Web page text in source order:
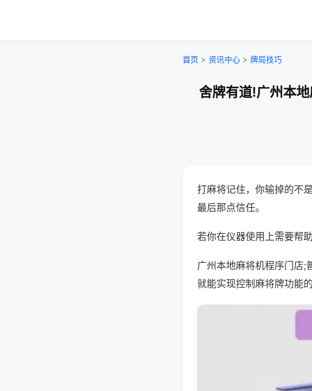
首页 > 资讯中心 > 牌局技巧
舍牌有道!广州本
打麻将记住，你输掉的不
最后那点信任。
若你在仪器使用上需要帮
广州本地麻将机程序门店;
就能实现控制麻将牌功能